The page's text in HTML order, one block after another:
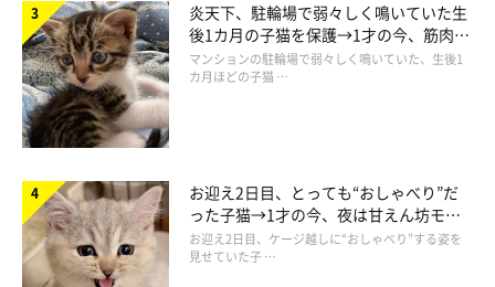
炎天下、駐輪場で弱々しく鳴いていた生
後1カ月の子猫を保護→1才の今、筋肉質
でツンデレなコに成長
マンションの駐輪場で弱々しく鳴いていた、生後1
カ月ほどの子猫 …
お迎え2日目、とっても“おしゃべり”だ
った子猫→1才の今、夜は甘えん坊モー
ドになるコに成長！
お迎え2日目、ケージ越しに“おしゃべり”する姿を
見せていた子 …